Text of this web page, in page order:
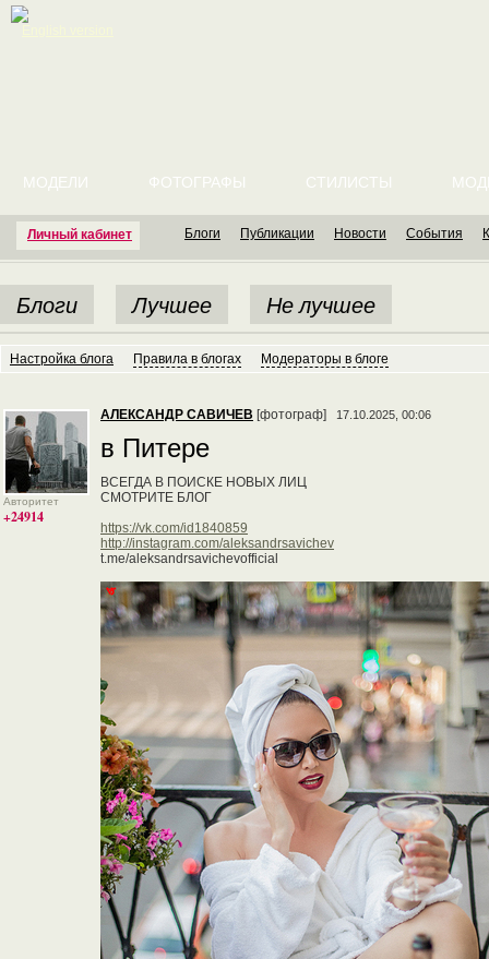
Личный кабинет
МОДЕЛИ ФОТОГРАФЫ СТИЛИСТЫ
Блоги Публикации Новости События
Блоги Лучшее Не лучшее
Настройка блога Правила в блогах Модераторы в блоге
Авторитет
+24914
АЛЕКСАНДР САВИЧЕВ [фотограф] 17.10.2025, 00:06
в Питере
ВСЕГДА В ПОИСКЕ НОВЫХ ЛИЦ
СМОТРИТЕ БЛОГ
https://vk.com/id1840859
http://instagram.com/aleksandrsavichev
t.me/aleksandrsavichevofficial